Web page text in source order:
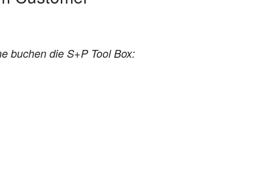
buchen die S+P Tool Box: